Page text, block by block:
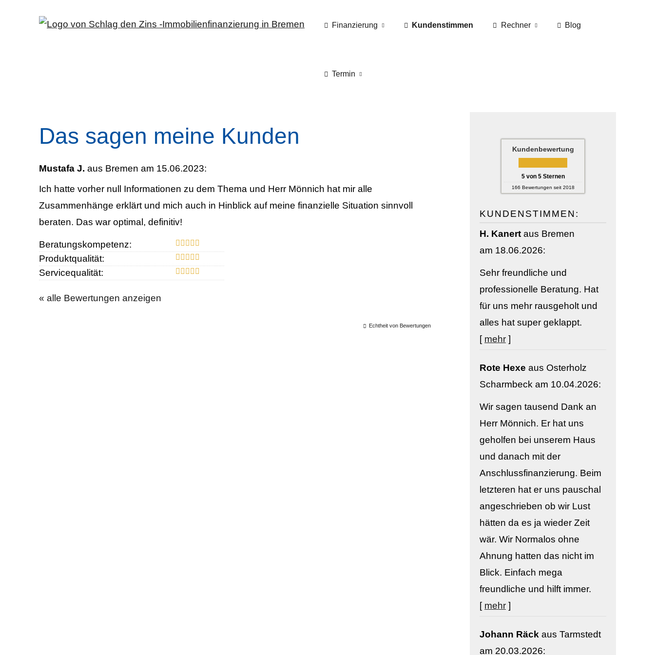
Finanzierung Kundenstimmen Rechner Blog
Termin
Kundenbewertung
5von 5Sternen
166 Bewertungen seit 2018
KUNDENSTIMMEN:
H. Kanert aus Bremen
am 18.06.2026:
Sehr freundliche und
professionelle Beratung. Hat
für uns mehr rausgeholt und
alles hat super geklappt.
[ mehr ]
Rote Hexe aus Osterholz
Scharmbeck am 10.04.2026:
Wir sagen tausend Dank an
Herr Mönnich. Er hat uns
geholfen bei unserem Haus
und danach mit der
Anschlussfinanzierung. Beim
letzteren hat er uns pauschal
angeschrieben ob wir Lust
hätten da es ja wieder Zeit
wär. Wir Normalos ohne
Ahnung hatten das nicht im
Blick. Einfach mega
freundliche und hilft immer.
[ mehr ]
Johann Räck aus Tarmstedt
am 20.03.2026:
Das sagen meine Kunden
Mustafa J. aus Bremen am 15.06.2023:
Ich hatte vorher null Informationen zu dem Thema und Herr Mönnich hat mir alle
Zusammenhänge erklärt und mich auch in Hinblick auf meine finanzielle Situation sinnvoll
beraten. Das war optimal, definitiv!
Beratungskompetenz:
Produktqualität:
Servicequalität:
« alle Bewertungen anzeigen
Echtheit von Bewertungen